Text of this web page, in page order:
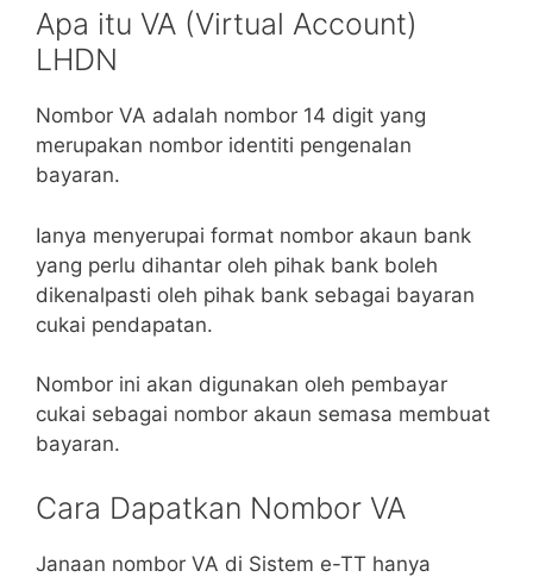
Apa itu VA (Virtual Account)
LHDN
Nombor VA adalah nombor 14 digit yang
merupakan nombor identiti pengenalan
bayaran.
Ianya menyerupai format nombor akaun bank
yang perlu dihantar oleh pihak bank boleh
dikenalpasti oleh pihak bank sebagai bayaran
cukai pendapatan.
Nombor ini akan digunakan oleh pembayar
cukai sebagai nombor akaun semasa membuat
bayaran.
Cara Dapatkan Nombor VA
Janaan nombor VA di Sistem e-TT hanya